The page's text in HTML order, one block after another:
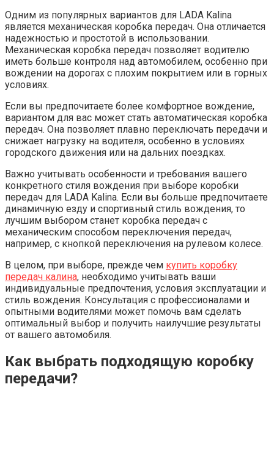
Одним из популярных вариантов для LADA Kalina
является механическая коробка передач. Она отличается
надежностью и простотой в использовании.
Механическая коробка передач позволяет водителю
иметь больше контроля над автомобилем, особенно при
вождении на дорогах с плохим покрытием или в горных
условиях.
Если вы предпочитаете более комфортное вождение,
вариантом для вас может стать автоматическая коробка
передач. Она позволяет плавно переключать передачи и
снижает нагрузку на водителя, особенно в условиях
городского движения или на дальних поездках.
Важно учитывать особенности и требования вашего
конкретного стиля вождения при выборе коробки
передач для LADA Kalina. Если вы больше предпочитаете
динамичную езду и спортивный стиль вождения, то
лучшим выбором станет коробка передач с
механическим способом переключения передач,
например, с кнопкой переключения на рулевом колесе.
В целом, при выборе, прежде чем купить коробку
передач калина, необходимо учитывать ваши
индивидуальные предпочтения, условия эксплуатации и
стиль вождения. Консультация с профессионалами и
опытными водителями может помочь вам сделать
оптимальный выбор и получить наилучшие результаты
от вашего автомобиля.
Как выбрать подходящую коробку
передачи?